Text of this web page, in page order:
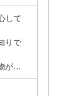
して
りで
が好
が